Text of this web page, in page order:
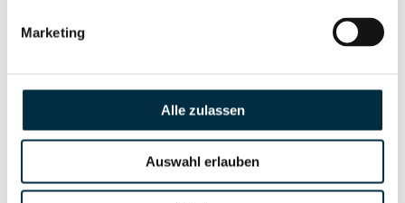
Marketing
Alle zulassen
Auswahl erlauben
Unternehmensnetzwerk
Vollständiges
Unternehmensprofil
anfragen